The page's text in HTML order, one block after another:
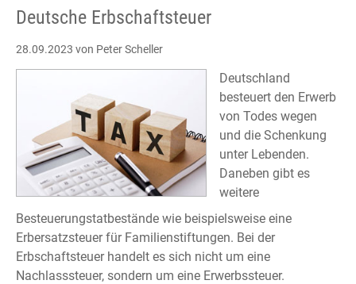
Deutsche Erbschaftsteuer
28.09.2023 von Peter Scheller
Deutschland
besteuert den Erwerb
von Todes wegen
und die Schenkung
unter Lebenden.
Daneben gibt es
weitere
Besteuerungstatbestände wie beispielsweise eine
Erbersatzsteuer für Familienstiftungen. Bei der
Erbschaftsteuer handelt es sich nicht um eine
Nachlasssteuer, sondern um eine Erwerbssteuer.